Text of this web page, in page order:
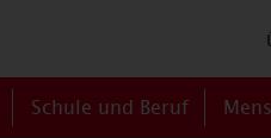
Schule und Beruf